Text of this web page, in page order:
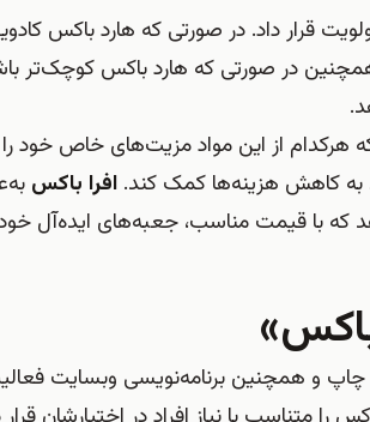
قرار داد. در صورتی که هارد باکس
در صورتی که هارد باکس کوچک‌تر
از این مواد مزیت‌های خاص خود را
به کاهش هزینه‌ها کمک کند. افرا باکس
که با قیمت مناسب، جعبه‌های ایده‌آل خود
بخش‌های مختلف طراحی و چاپ و همچنین برنامه‌نویسی وبسایت